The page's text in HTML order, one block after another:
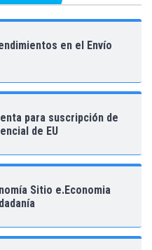
en el Envío
para suscripción de
de EU
Sitio e.Economia